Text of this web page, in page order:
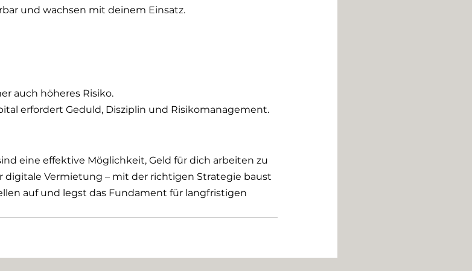
und wachsen mit deinem Einsatz.
auch höheres Risiko.
erfordert Geduld, Disziplin und Risikomanagement.
eine effektive Möglichkeit, Geld für dich arbeiten zu
digitale Vermietung – mit der richtigen Strategie baust
auf und legst das Fundament für langfristigen